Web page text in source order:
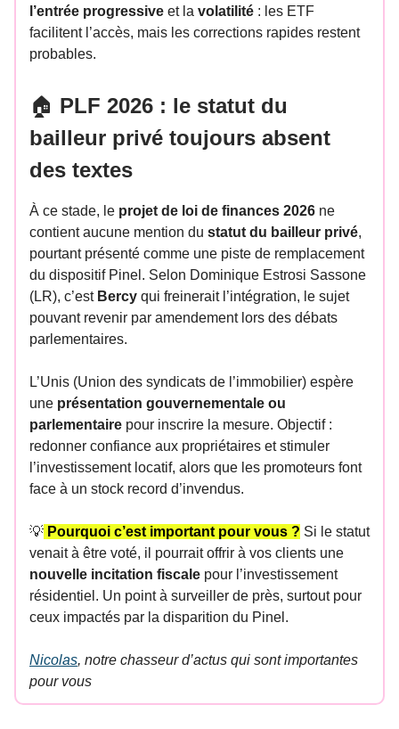
l’entrée progressive et la volatilité : les ETF
facilitent l’accès, mais les corrections rapides restent
probables.
🏠 PLF 2026 : le statut du
bailleur privé toujours absent
des textes
À ce stade, le projet de loi de finances 2026 ne
contient aucune mention du statut du bailleur privé,
pourtant présenté comme une piste de remplacement
du dispositif Pinel. Selon Dominique Estrosi Sassone
(LR), c’est Bercy qui freinerait l’intégration, le sujet
pouvant revenir par amendement lors des débats
parlementaires.
L’Unis (Union des syndicats de l’immobilier) espère
une présentation gouvernementale ou
parlementaire pour inscrire la mesure. Objectif :
redonner confiance aux propriétaires et stimuler
l’investissement locatif, alors que les promoteurs font
face à un stock record d’invendus.
💡 Pourquoi c’est important pour vous ? Si le statut
venait à être voté, il pourrait offrir à vos clients une
nouvelle incitation fiscale pour l’investissement
résidentiel. Un point à surveiller de près, surtout pour
ceux impactés par la disparition du Pinel.
Nicolas, notre chasseur d’actus qui sont importantes
pour vous